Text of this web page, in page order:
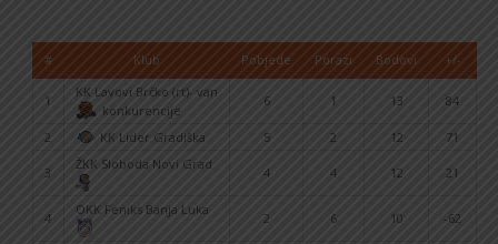
# Klub Pobjede Porazi Bodovi +/-
1
KK Lavovi Brčko (rt)- van
konkurencije
6 1 13 84
2 KK Lider Gradiška 5 2 12 71
3
ŽKK Sloboda Novi Grad
4 4 12 21
4
OKK Feniks Banja Luka
2 6 10 -62